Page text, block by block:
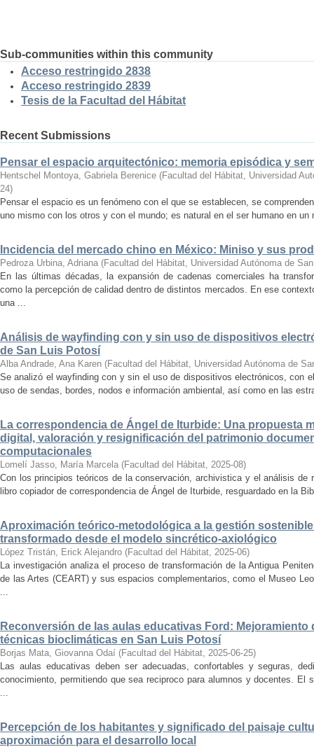
Sub-communities within this community
Acceso restringido 2838
Acceso restringido 2839
Tesis de la Facultad del Hábitat
Recent Submissions
Pensar el espacio arquitectónico: memoria episódica y
Hentschel Montoya, Gabriela Berenice (Facultad del Hábitat, Universidad
24)
Pensar el espacio es un fenómeno con el que se establecen, se
uno mismo con los otros y con el mundo; es natural en el ser humano en
Incidencia del mercado chino en México: Miniso y sus
Pedroza Urbina, Adriana (Facultad del Hábitat, Universidad Autónoma de
En las últimas décadas, la expansión de cadenas comerciales ha
como la percepción de calidad dentro de distintos mercados. En ese
una ...
Análisis de wayfinding con y sin uso de dispositivos
de San Luis Potosí
Alba Andrade, Ana Karen (Facultad del Hábitat, Universidad Autónoma de
Se analizó el wayfinding con y sin el uso de dispositivos electrónicos, con
uso de sendas, bordes, nodos e información ambiental, así como en las
La correspondencia de Ángel de Iturbide: Una propuesta
digital, valoración y resignificación del patrimonio
computacionales
Lomelí Jasso, María Marcela (Facultad del Hábitat, 2025-08)
Con los principios teóricos de la conservación, archivistica y el análisis de
libro copiador de correspondencia de Ángel de Iturbide, resguardado en la
Aproximación teórico-metodológica a la gestión
transformado desde el modelo sincrético-axiológico
López Tristán, Erick Alejandro (Facultad del Hábitat, 2025-06)
La investigación analiza el proceso de transformación de la Antigua
de las Artes (CEART) y sus espacios complementarios, como el Museo
...
Reconversión de las aulas educativas Ford:
técnicas bioclimáticas en San Luis Potosí
Borjas Mata, Giovanna Odaí (Facultad del Hábitat, 2025-06-25)
Las aulas educativas deben ser adecuadas, confortables y seguras,
conocimiento, permitiendo que sea reciproco para alumnos y docentes. El
...
Percepción de los habitantes y significado del paisaje
aproximación para el desarrollo local